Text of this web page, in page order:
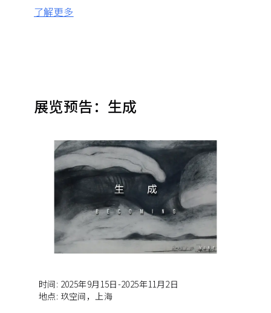
了解更多
展览预告：生成
时间: 2025年9月15日-2025年11月2日
地点: 玖空间，上海